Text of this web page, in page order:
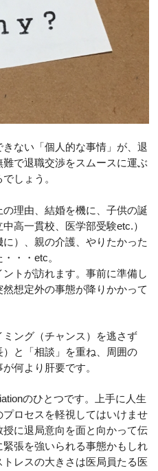
ない「個人的な事情」が、退
で退職交渉をスムースに運ぶ
しょう。
理由、結婚を機に、子供の誕
高一貫校、医学部受験etc.）
）、親の介護、やりたかった
・・etc。
トが訪れます。事前に準備し
想定外の事態が降りかかって
ング（チャンス）を逃さず
と「相談」を重ね、周囲の
何より肝要です。
のひとつです。上手に人生
ロセスを軽視してはいけませ
に退局意向を面と向かって伝
張を強いられる事態かもしれ
レスの大きさは医局員たる医